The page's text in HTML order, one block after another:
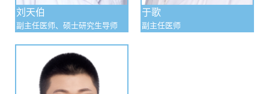
的护理队伍。温馨整洁的病房环境、和蔼可亲的医护态度，
使患者常常有住在家里的亲切感觉。全科医护人员崇尚良好
的医德医风和职业道德风尚，倡导爱岗敬业、求真务实精
神，把爱心、耐心、细心和责任心奉献给广大患者。
专科特色 ：实行专业诊疗和优质服务，对卵巢癌及子
刘天伯
副主任医师、硕士研究生导师
于歌
副主任医师